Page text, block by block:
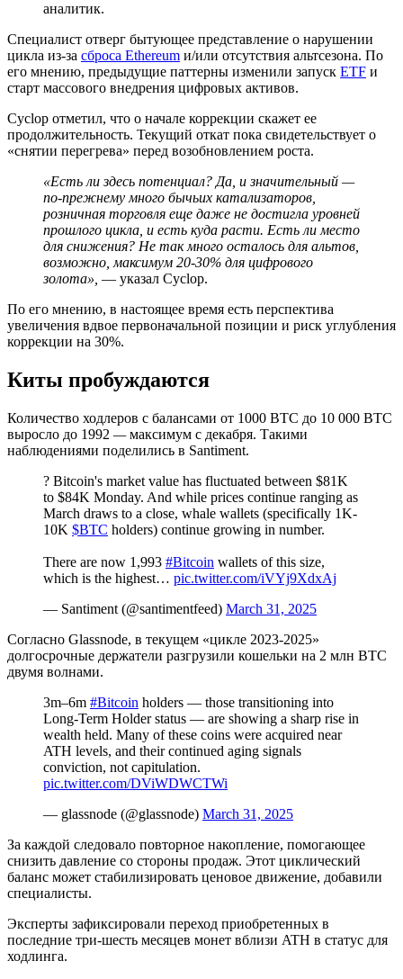
аналитик.
Специалист отверг бытующее представление о нарушении
цикла из-за сброса Ethereum и/или отсутствия альтсезона. По
его мнению, предыдущие паттерны изменили запуск ETF и
старт массового внедрения цифровых активов.
Cyclop отметил, что о начале коррекции скажет ее
продолжительность. Текущий откат пока свидетельствует о
«снятии перегрева» перед возобновлением роста.
«Есть ли здесь потенциал? Да, и значительный —
по-прежнему много бычьих катализаторов,
розничная торговля еще даже не достигла уровней
прошлого цикла, и есть куда расти. Есть ли место
для снижения? Не так много осталось для альтов,
возможно, максимум 20-30% для цифрового
золота», — указал Cyclop.
По его мнению, в настоящее время есть перспектива
увеличения вдвое первоначальной позиции и риск углубления
коррекции на 30%.
Киты пробуждаются
Количество ходлеров с балансами от 1000 BTC до 10 000 BTC
выросло до 1992 —максимум с декабря. Такими
наблюдениями поделились в Santiment.
? Bitcoin's market value has fluctuated between $81K
to $84K Monday. And while prices continue ranging as
March draws to a close, whale wallets (specifically 1K-
10K $BTC holders) continue growing in number.
There are now 1,993 #Bitcoin wallets of this size,
which is the highest… pic.twitter.com/iVYj9XdxAj
— Santiment (@santimentfeed) March 31, 2025
Согласно Glassnode, в текущем «цикле 2023-2025»
долгосрочные держатели разгрузили кошельки на 2 млн BTC
двумя волнами.
3m–6m #Bitcoin holders — those transitioning into
Long-Term Holder status — are showing a sharp rise in
wealth held. Many of these coins were acquired near
ATH levels, and their continued aging signals
conviction, not capitulation.
pic.twitter.com/DViWDWCTWi
— glassnode (@glassnode) March 31, 2025
За каждой следовало повторное накопление, помогающее
снизить давление со стороны продаж. Этот циклический
баланс может стабилизировать ценовое движение, добавили
специалисты.
Эксперты зафиксировали переход приобретенных в
последние три-шесть месяцев монет вблизи ATH в статус для
ходлинга.